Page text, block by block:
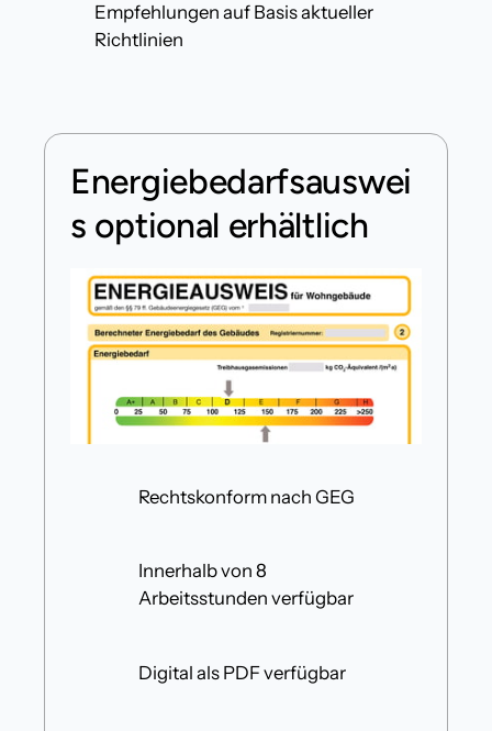
Empfehlungen auf Basis aktueller
Richtlinien
Energiebedarfsauswei
s optional erhältlich
Rechtskonform nach GEG
Innerhalb von 8
Arbeitsstunden verfügbar
Digital als PDF verfügbar